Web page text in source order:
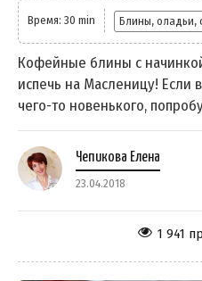
Время: 30 min Блины, оладьи,
Кофейные блины с
испечь на Масленицу! Если
чего-то новенького,
Чепикова Елена
23.04.2018
1 941